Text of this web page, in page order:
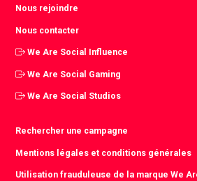
Nous rejoindre
Nous contacter
We Are Social Influence
We Are Social Gaming
We Are Social Studios
Rechercher une campagne
Mentions légales et conditions générales
Utilisation frauduleuse de la marque We